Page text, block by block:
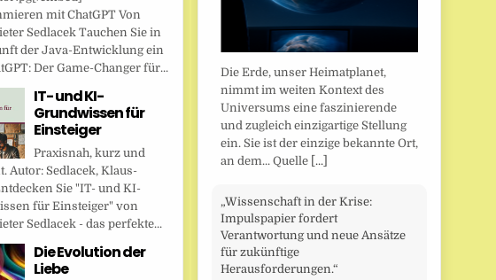
mit ChatGPT Von
Sedlacek Tauchen Sie in
der Java-Entwicklung ein
Der Game-Changer für...
IT- und KI-
Grundwissen für
Einsteiger
Praxisnah, kurz und
Autor: Sedlacek, Klaus-
Sie "IT- und KI-
für Einsteiger" von
Sedlacek - das perfekte...
Die Evolution der
Liebe
Die Erde, unser Heimatplanet,
nimmt im weiten Kontext des
Universums eine faszinierende
und zugleich einzigartige Stellung
ein. Sie ist der einzige bekannte Ort,
an dem... Quelle [...]
„Wissenschaft in der Krise:
Impulspapier fordert
Verantwortung und neue Ansätze
für zukünftige
Herausforderungen.“